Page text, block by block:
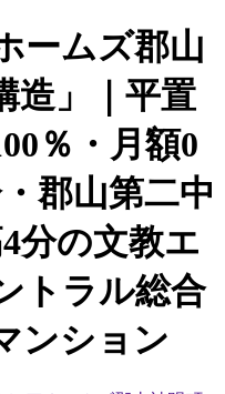
ームズ郡山
造」｜平置
％・月額0
郡山第二中
分の文教エ
トラル総合
ンション